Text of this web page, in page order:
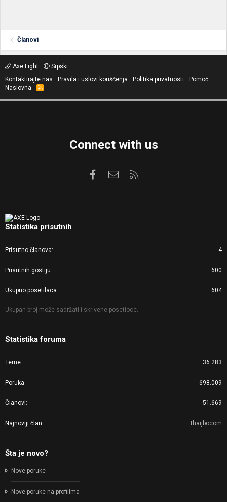
Članovi
Axe Light
Srpski
Kontaktirajte nas
Pravila i uslovi korišćenja Politika privatnosti
Pomoć
Naslovna
R
S
Connect with us
FacebookKontaktirajte nas
Statistika prisutnih
Prisutno članova 4
Prisutnih gostiju 600
Ukupno posetilaca 604
Ukupan broj može sadržati i skrivene posetioce.
Statistika foruma
Teme 36.283
Poruka 698.009
Članovi 51.669
Najnoviji član thaijbocom
Šta je novo?
Nove poruke
Nove poruke na profilima